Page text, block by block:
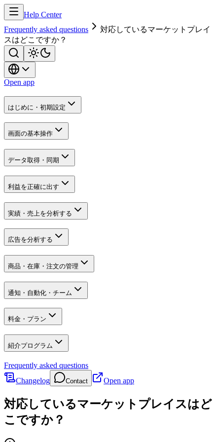
Help Center
Frequently asked questions
対応しているマーケットプレイ
スはどこですか？
Open app
はじめに・初期設定
画面の基本操作
データ取得・同期
利益を正確に出す
実績・売上を分析する
広告を分析する
商品・在庫・注文の管理
通知・自動化・チーム
料金・プラン
紹介プログラム
Frequently asked questions
Changelog
Contact Open app
対応しているマーケットプレイスはど
こですか？